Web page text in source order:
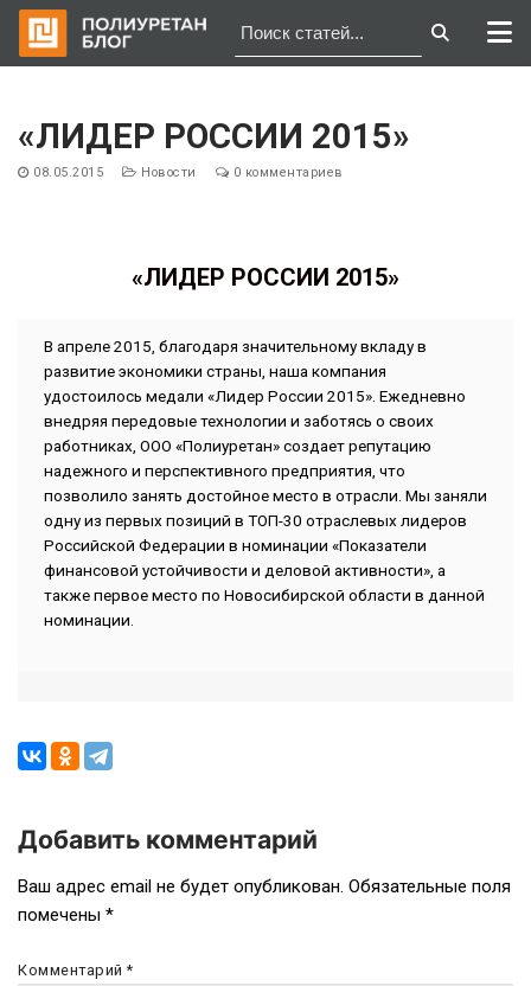
содержимому
«ЛИДЕР РОССИИ 2015»
08.05.2015 Новости 0 комментариев
«ЛИДЕР РОССИИ 2015»
В апреле 2015, благодаря значительному вкладу в
развитие экономики страны, наша компания
удостоилось медали «Лидер России 2015». Ежедневно
внедряя передовые технологии и заботясь о своих
работниках, ООО «Полиуретан» создает репутацию
надежного и перспективного предприятия, что
позволило занять достойное место в отрасли. Мы заняли
одну из первых позиций в ТОП-30 отраслевых лидеров
Российской Федерации в номинации «Показатели
финансовой устойчивости и деловой активности», а
также первое место по Новосибирской области в данной
номинации.
Навигация
по
записям
Добавить комментарий
Ваш адрес email не будет опубликован. Обязательные поля
помечены *
Комментарий*